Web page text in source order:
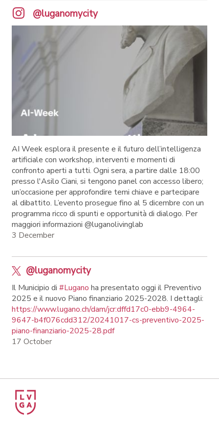
@luganomycity
AI Week esplora il presente e il futuro dell’intelligenza
artificiale con workshop, interventi e momenti di
confronto aperti a tutti. Ogni sera, a partire dalle 18:00
presso l'Asilo Ciani, si tengono panel con accesso libero;
un’occasione per approfondire temi chiave e partecipare
al dibattito. L’evento prosegue fino al 5 dicembre con un
programma ricco di spunti e opportunità di dialogo. Per
maggiori informazioni @luganolivinglab
3 December
@luganomycity
Il Municipio di #Lugano ha presentato oggi il Preventivo
2025 e il nuovo Piano finanziario 2025-2028. I dettagli:
https://www.lugano.ch/dam/jcr:dffd17c0-ebb9-4964-
9647-b4f076cdd312/20241017-cs-preventivo-2025-
piano-finanziario-2025-28.pdf
17 October